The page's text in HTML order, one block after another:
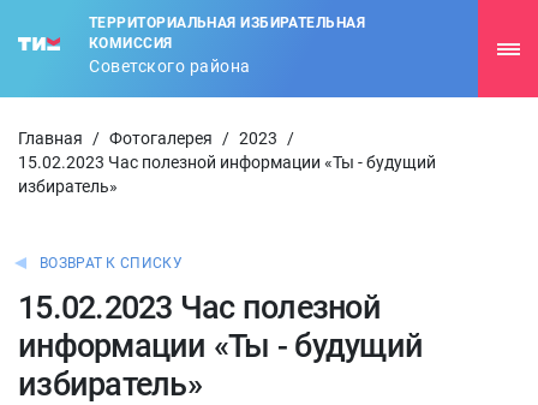
ТЕРРИТОРИАЛЬНАЯ ИЗБИРАТЕЛЬНАЯ
КОМИССИЯ
Советского района
Главная / Фотогалерея / 2023
/
15.02.2023 Час полезной информации «Ты - будущий
избиратель»
ВОЗВРАТ К СПИСКУ
15.02.2023 Час полезной
информации «Ты - будущий
избиратель»